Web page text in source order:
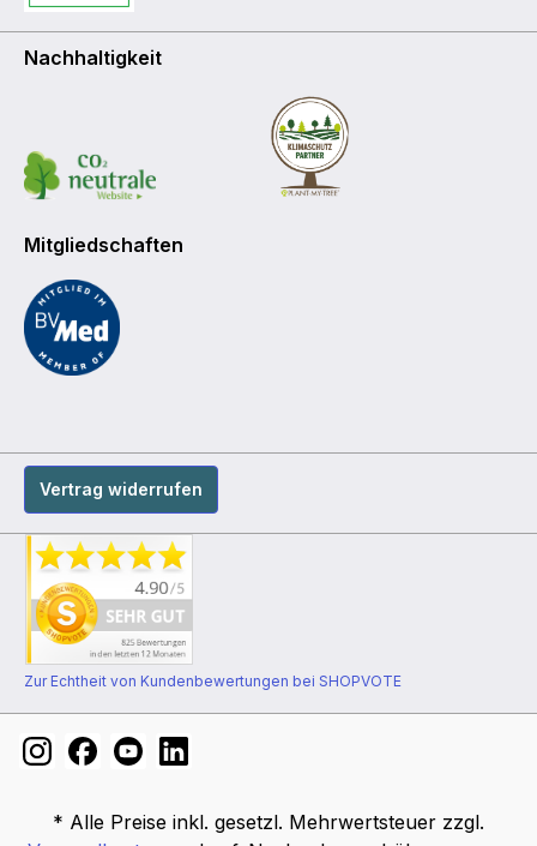
Nachhaltigkeit
Mitgliedschaften
Vertrag widerrufen
Zur Echtheit von Kundenbewertungen bei SHOPVOTE
* Alle Preise inkl. gesetzl. Mehrwertsteuer zzgl.